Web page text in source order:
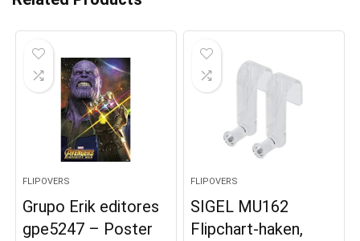
FLIPOVERS
Grupo Erik editores
gpe5247 – Poster
FLIPOVERS
SIGEL MU162
Flipchart-haken,